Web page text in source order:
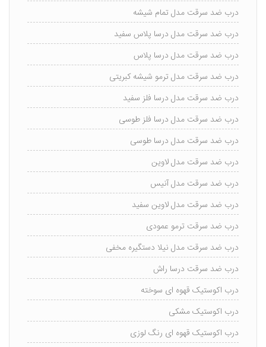
درب ضد سرقت مدل تمام شیشه
درب ضد سرقت مدل درسا پلاس سفید
درب ضد سرقت مدل درسا پلاس
درب ضد سرقت مدل ترمو شیشه کبریتی
درب ضد سرقت مدل درسا فلز سفید
درب ضد سرقت مدل درسا فلز طوسی
درب ضد سرقت مدل درسا طوسی
درب ضد سرقت مدل لاوین
درب ضد سرقت مدل آنیس
درب ضد سرقت مدل لاوین سفید
درب ضد سرقت ترمو عمودی
درب ضد سرقت مدل نیلا دستگیره مخفی
درب ضد سرقت درسا راش
درب اکوستیک قهوه ای سوخته
درب اکوستیک مشکی
درب اکوستیک قهوه ای رنگ لوزی